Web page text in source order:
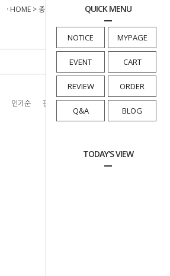
QUICK MENU
NOTICE MYPAGE
EVENT CART
REVIEW ORDER
Q&A BLOG
TODAY'S VIEW
· HOME >종량기소모품 잠금장치 마스터키
음식물종량기케노피(1)
인기순 판매순 높은가격순 낮은가격순